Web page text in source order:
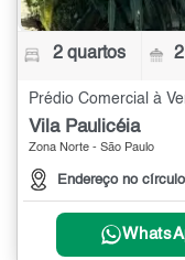
2 quartos
Vila Paulicéia
Zona Norte - São Paulo
Endereço no